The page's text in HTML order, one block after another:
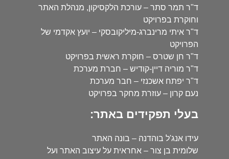
ד"ר תמר סתר – עורכת הלקסיקון, מנהלת האתר
וחוקרת בפרויקט
ד"ר איתי מרינברג-מיליקובסקי – יועץ אקדמי של
הפרויקט
ד"ר חן שטרס – חוקרת ראשית בפרויקט
ד"ר מוריה דיין-קודיש – חברת מערכת
ד"ר יפתח אשכנזי – חבר מערכת
נעם קרון – עוזרת מחקר בפרויקט
בעלי תפקידים באתר:
עידו אנג'ל בוהדנה – בונה האתר
שלומית בן צור – אחראית על עיצוב האתר ועל